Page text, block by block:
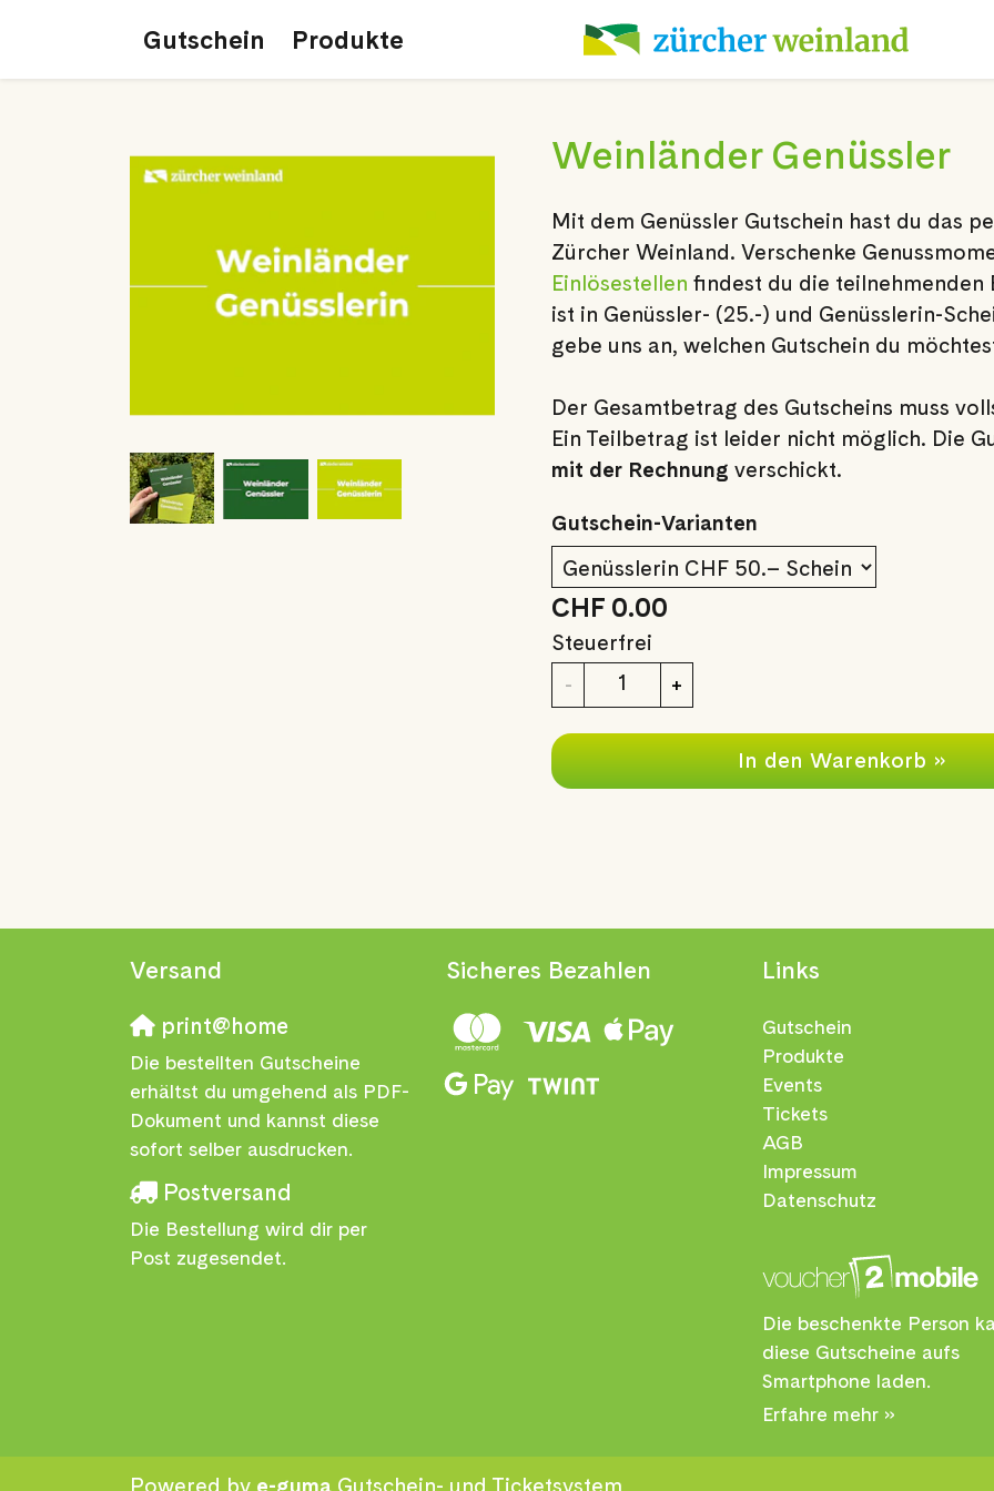
Gutschein Produkte
Weinländer Genüssler
Mit dem Genüssler Gutschein hast du das
Zürcher Weinland. Verschenke
Einlösestellen findest du die teilnehmenden
ist in Genüssler- (25.-) und Genüsslerin-
gebe uns an, welchen Gutschein du
Der Gesamtbetrag des Gutscheins muss
Ein Teilbetrag ist leider nicht möglich. Die
mit der Rechnung verschickt.
Gutschein-Varianten
CHF 0.00
Steuerfrei
Anzahl
- +
In den Warenkorb »
Versand
print@home
Die bestellten Gutscheine
erhältst du umgehend als PDF-
Dokument und kannst diese
sofort selber ausdrucken.
Postversand
Die Bestellung wird dir per
Post zugesendet.
Sicheres Bezahlen Links
Gutschein
Produkte
Events
Tickets
AGB
Impressum
Datenschutz
Die beschenkte Person
diese Gutscheine aufs
Smartphone laden.
Erfahre mehr »
Powered by e-guma Gutschein- und Ticketsystem